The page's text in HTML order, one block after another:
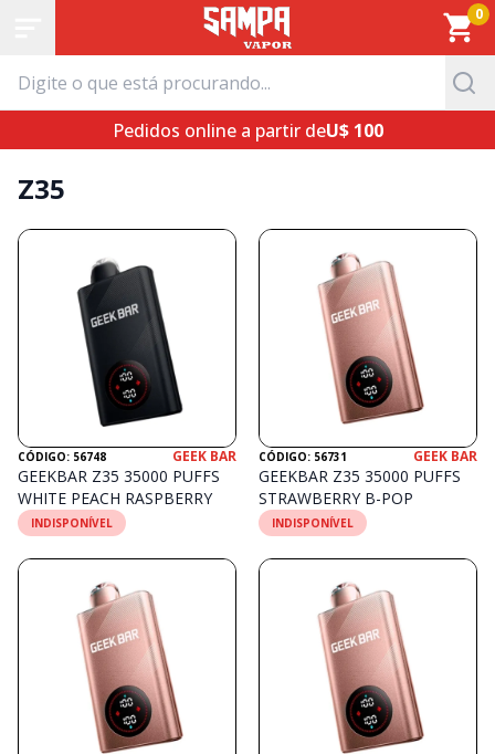
Pedidos online a partir deU$ 100
Z35
CÓDIGO: 56748 GEEK BAR
GEEKBAR Z35 35000 PUFFS
WHITE PEACH RASPBERRY
INDISPONÍVEL
CÓDIGO: 56731 GEEK BAR
GEEKBAR Z35 35000 PUFFS
STRAWBERRY B-POP
INDISPONÍVEL
0